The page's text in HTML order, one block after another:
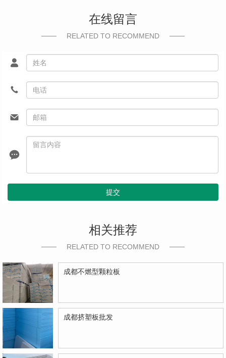
在线留言
RELATED TO RECOMMEND
提交
相关推荐
RELATED TO RECOMMEND
成都不燃型颗粒板
成都挤塑板批发